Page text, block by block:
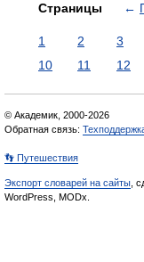
Страницы ←
1 2 3
10
11 12
© Академик, 2000-2026
Обратная связь:
👣 Путешествия
Экспорт словарей на сайты ,
WordPress, MODx.